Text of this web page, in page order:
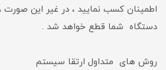
اطمینان کسب نمایید ، در غیر این صورت
دستگاه شما قطع خواهد شد .
روش های متداول ارتقا سیستم